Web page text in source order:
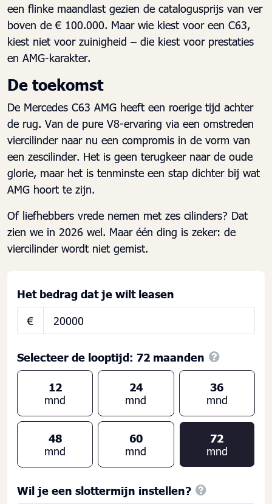
een flinke maandlast gezien de catalogusprijs van ver
boven de € 100.000. Maar wie kiest voor een C63,
kiest niet voor zuinigheid – die kiest voor prestaties
en AMG-karakter.
De toekomst
De Mercedes C63 AMG heeft een roerige tijd achter
de rug. Van de pure V8-ervaring via een omstreden
viercilinder naar nu een compromis in de vorm van
een zescilinder. Het is geen terugkeer naar de oude
glorie, maar het is tenminste een stap dichter bij wat
AMG hoort te zijn.
Of liefhebbers vrede nemen met zes cilinders? Dat
zien we in 2026 wel. Maar één ding is zeker: de
viercilinder wordt niet gemist.
Het bedrag dat je wilt leasen
€
Selecteer de looptijd: 72 maanden
12
mnd
24
mnd
36
mnd
48
mnd
60
mnd
72
mnd
Wil je een slottermijn instellen?